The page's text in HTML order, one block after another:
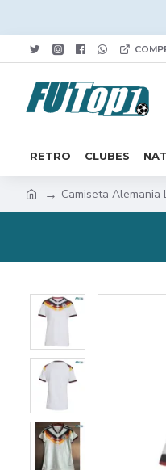
RETRO CLUBES
Camiseta Alemania